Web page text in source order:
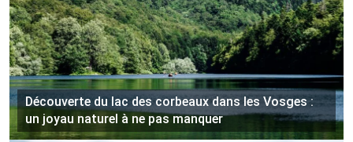
Découverte du lac des corbeaux dans les Vosges :
un joyau naturel à ne pas manquer